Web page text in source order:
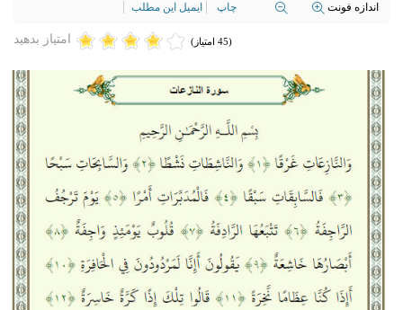
اندازه فونت چاپ ایمیل این مطلب
امتیاز بدهید (45 امتیاز)